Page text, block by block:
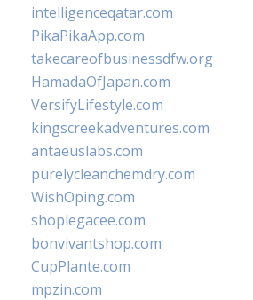
intelligenceqatar.com
PikaPikaApp.com
takecareofbusinessdfw.org
HamadaOfJapan.com
VersifyLifestyle.com
kingscreekadventures.com
antaeuslabs.com
purelycleanchemdry.com
WishOping.com
shoplegacee.com
bonvivantshop.com
CupPlante.com
mpzin.com